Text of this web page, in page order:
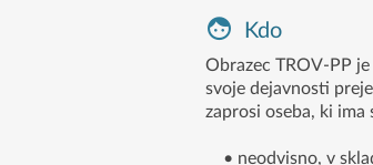
Kdo
Obrazec TROV-PP
svoje dejavnosti
zaprosi oseba, ki ima
• neodvisno, v